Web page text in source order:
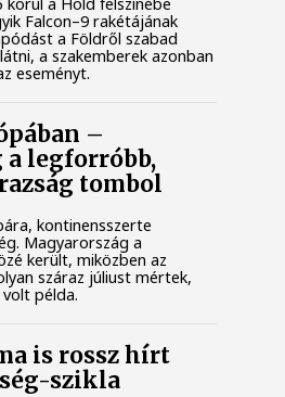
Falcon–9 rakétájának
a Földről szabad
a szakemberek azonban
eseményt.
–
a legforróbb,
tombol
kontinensszerte
Magyarország a
került, miközben az
száraz júliust mértek,
példa.
is rossz hírt
szikla